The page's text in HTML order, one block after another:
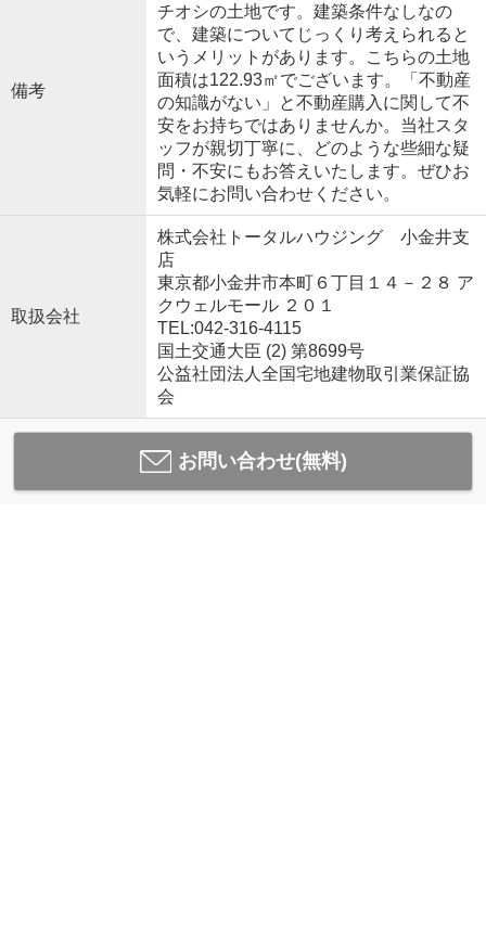
備考
チオシの土地です。建築条件なしなの
で、建築についてじっくり考えられると
いうメリットがあります。こちらの土地
面積は122.93㎡でございます。「不動産
の知識がない」と不動産購入に関して不
安をお持ちではありませんか。当社スタ
ッフが親切丁寧に、どのような些細な疑
問・不安にもお答えいたします。ぜひお
気軽にお問い合わせください。
取扱会社
株式会社トータルハウジング 小金井支
店
東京都小金井市本町６丁目１４－２８ ア
クウェルモール ２０１
TEL:042-316-4115
国土交通大臣 (2) 第8699号
公益社団法人全国宅地建物取引業保証協
会
お問い合わせ(無料)